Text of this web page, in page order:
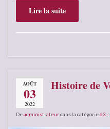
Lire la suite
AOÛT
03
2022
Histoire de
Deadministrateurdans la catégorie63 -